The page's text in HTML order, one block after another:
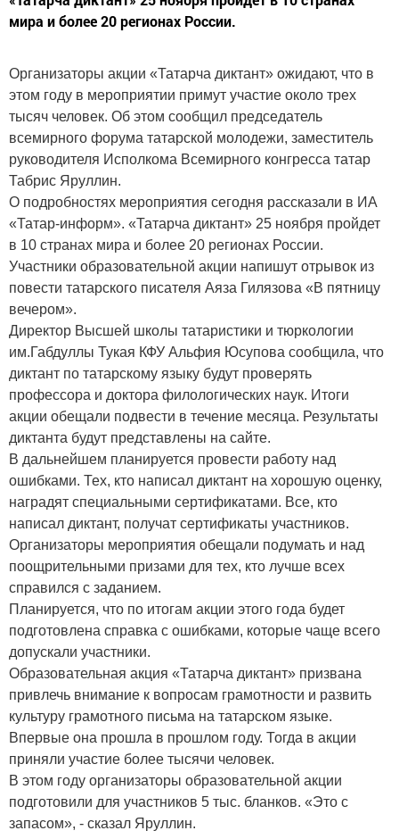
мира и более 20 регионах России.
Организаторы акции «Татарча диктант» ожидают, что в
этом году в мероприятии примут участие около трех
тысяч человек. Об этом сообщил председатель
всемирного форума татарской молодежи, заместитель
руководителя Исполкома Всемирного конгресса татар
Табрис Яруллин.
О подробностях мероприятия сегодня рассказали в ИА
«Татар-информ». «Татарча диктант» 25 ноября пройдет
в 10 странах мира и более 20 регионах России.
Участники образовательной акции напишут отрывок из
повести татарского писателя Аяза Гилязова «В пятницу
вечером».
Директор Высшей школы татаристики и тюркологии
им.Габдуллы Тукая КФУ Альфия Юсупова сообщила, что
диктант по татарскому языку будут проверять
профессора и доктора филологических наук. Итоги
акции обещали подвести в течение месяца. Результаты
диктанта будут представлены на сайте.
В дальнейшем планируется провести работу над
ошибками. Тех, кто написал диктант на хорошую оценку,
наградят специальными сертификатами. Все, кто
написал диктант, получат сертификаты участников.
Организаторы мероприятия обещали подумать и над
поощрительными призами для тех, кто лучше всех
справился с заданием.
Планируется, что по итогам акции этого года будет
подготовлена справка с ошибками, которые чаще всего
допускали участники.
Образовательная акция «Татарча диктант» призвана
привлечь внимание к вопросам грамотности и развить
культуру грамотного письма на татарском языке.
Впервые она прошла в прошлом году. Тогда в акции
приняли участие более тысячи человек.
В этом году организаторы образовательной акции
подготовили для участников 5 тыс. бланков. «Это с
запасом», - сказал Яруллин.